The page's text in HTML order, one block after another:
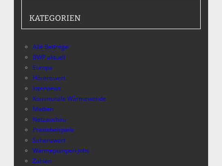
KATEGORIEN
Alle Beiträge
BWP aktuell
Europa
Hörenswert
Interviews
Kommunale Wärmewende
Medien
Netzausbau
Praxisbeispiele
Sehenswert
Wärmepumpen-Jobs
Zahlen